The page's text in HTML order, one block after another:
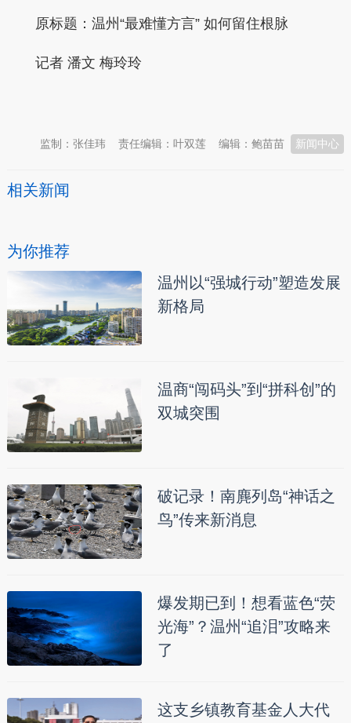
原标题：温州“最难懂方言” 如何留住根脉
记者 潘文 梅玲玲
新闻中心
编辑：鲍苗苗
责任编辑：叶双莲
监制：张佳玮
相关新闻
为你推荐
温州以“强城行动”塑造发展
新格局
温商“闯码头”到“拼科创”的
双城突围
破记录！南麂列岛“神话之
鸟”传来新消息
爆发期已到！想看蓝色“荧
光海”？温州“追泪”攻略来
了
这支乡镇教育基金人大代